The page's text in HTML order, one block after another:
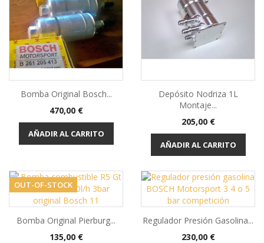
Bomba Original Bosch...
Precio
470,00 €
AÑADIR AL CARRITO
Depósito Nodriza 1L
Montaje...
Precio
205,00 €
AÑADIR AL CARRITO
OUT-OF-STOCK
Bomba Original Pierburg...
Precio
135,00 €
Regulador Presión Gasolina...
Precio
230,00 €